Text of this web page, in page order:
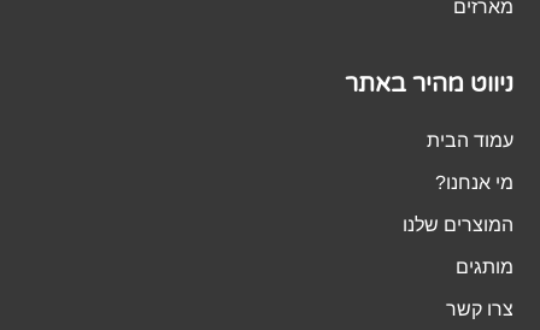
מארזים
ניווט מהיר באתר
עמוד הבית
מי אנחנו?
המוצרים שלנו
מותגים
צרו קשר